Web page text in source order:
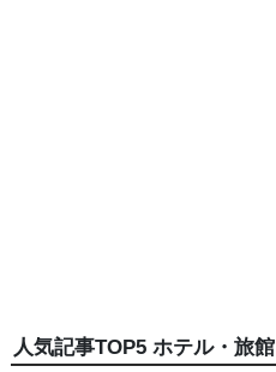
人気記事TOP5 ホテル・旅館